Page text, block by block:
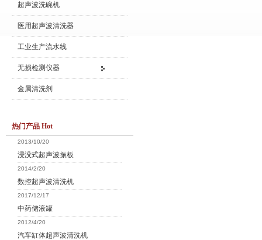
超声波洗碗机
医用超声波清洗器
工业生产流水线
无损检测仪器
金属清洗剂
热门产品 Hot
2013/10/20
浸没式超声波振板
2014/2/20
数控超声波清洗机
2017/12/17
中药储液罐
2012/4/20
汽车缸体超声波清洗机